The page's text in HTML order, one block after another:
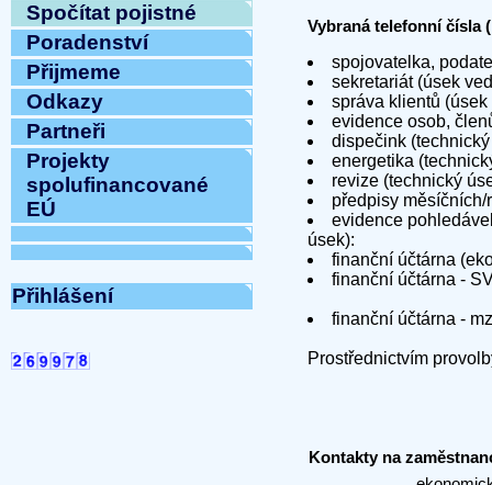
Spočítat pojistné
Poradenství
Přijmeme
Odkazy
Partneři
Projekty
spolufinancované
EÚ
Přihlášení
Vybraná telefonní čísla
spojovatelka,
sekretariát (úsek
správa klientů
evidence osob,
dispečink
energetika
revize (technický
předpisy
evidence
úsek):
finanční účtárna
finanční účtárna -
finanční účtárna -
Prostřednictvím
Kontakty na